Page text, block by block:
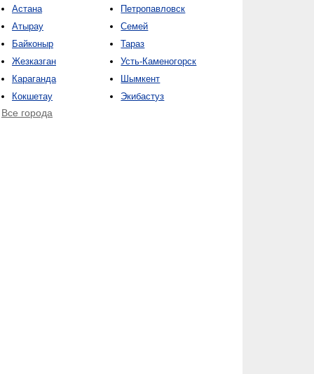
Астана
Атырау
Байконыр
Жезказган
Караганда
Кокшетау
Петропавловск
Семей
Тараз
Усть-Каменогорск
Шымкент
Экибастуз
Все города